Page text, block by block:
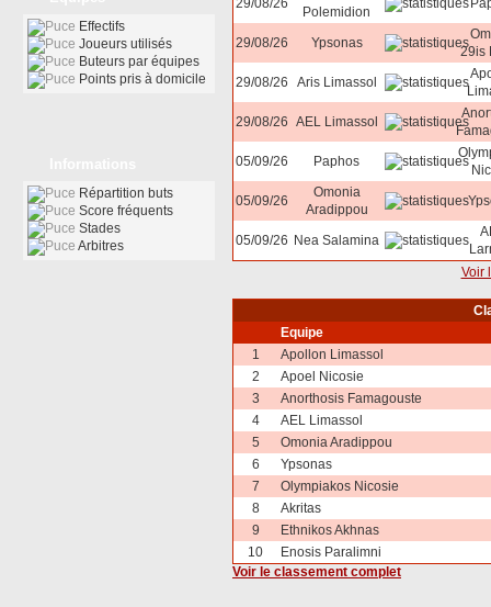
29/08/26
Polemidion
29/08/26 Ypsonas
29is
29/08/26
Aris Limassol
29/08/26 AEL Limassol
05/09/26
Paphos
05/09/26
Omonia
Aradippou
05/09/26 Nea Salamina
Voir
Equipe
1
Apollon Limassol
2
Apoel Nicosie
3
Anorthosis Famagouste
4
AEL Limassol
5
Omonia Aradippou
6
Ypsonas
7
Olympiakos Nicosie
8
Akritas
9
Ethnikos Akhnas
10
Enosis Paralimni
Voir le classement complet
Effectifs
Joueurs utilisés
Buteurs par équipes
Points pris à domicile
Répartition buts
Score fréquents
Stades
Arbitres